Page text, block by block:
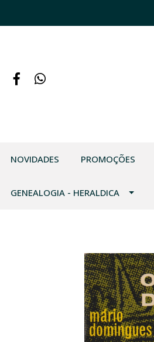
NOVIDADES PROMOÇÕES
GENEALOGIA - HERALDICA